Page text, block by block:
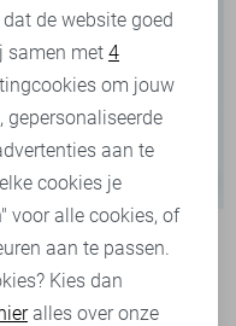
109,99
de website goed
samen met 4
om jouw
gepersonaliseerde
aan te
cookies je
voor alle cookies, of
aan te passen.
Kies dan
alles over onze